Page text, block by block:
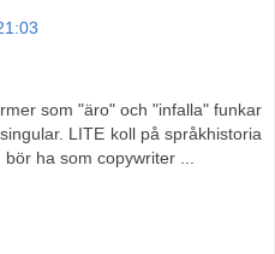
som "äro" och "infalla" funkar
LITE koll på språkhistoria
ha som copywriter ...